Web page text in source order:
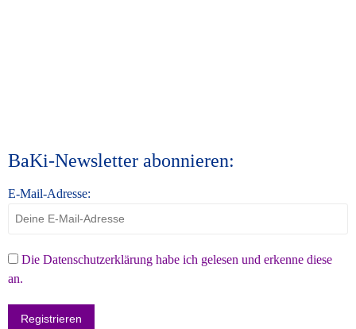
BaKi-Newsletter abonnieren:
E-Mail-Adresse:
Die Datenschutzerklärung habe ich gelesen und erkenne diese
an.